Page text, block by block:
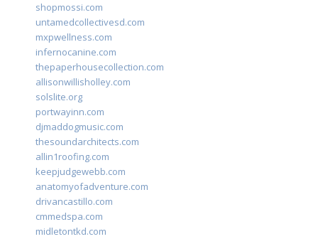
shopmossi.com
untamedcollectivesd.com
mxpwellness.com
infernocanine.com
thepaperhousecollection.com
allisonwillisholley.com
solslite.org
portwayinn.com
djmaddogmusic.com
thesoundarchitects.com
allin1roofing.com
keepjudgewebb.com
anatomyofadventure.com
drivancastillo.com
cmmedspa.com
midletontkd.com